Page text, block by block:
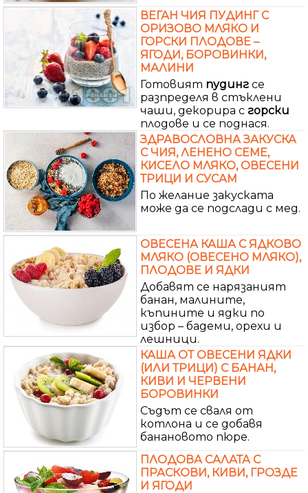
ВЕГАН ЧИЯ ПУДИНГ С
ОРИЗОВО МЛЯКО И
ГОРСКИ ПЛОДОВЕ –
ЯГОДИ, БОРОВИНКИ,
МАЛИНИ
Готовият пудинг се
разпределя в стъклени
чаши, декорира с горски
плодове и се поднася.
ЗДРАВОСЛОВНА ЗАКУСКА
С ЧИЯ, ЛЕНЕНО СЕМЕ,
КИСЕЛО МЛЯКО, ОВЕСЕНИ
ТРИЦИ И СУСАМ
По желание закуската
може да се подслади с мед.
ОВЕСЕНА КАША С ЯДКОВО
МЛЯКО (ОВЕСЕНО МЛЯКО),
ПЛОДОВЕ И ЯДКИ
Добавят се нарязаният
банан, малините,
къпините и ядки по
избор – бадеми, орехи и
лешници.
КАША ОТ ОВЕСЕНИ ЯДКИ
(ИЛИ ТРИЦИ) С БАНАН,
КИВИ И ЧЕРВЕНИ
БОРОВИНКИ
Съдът се сваля от
котлона и се добавя
банановото пюре.
ПЛОДОВА САЛАТА С
ПРАСКОВИ, КИВИ, ГРОЗДЕ
И ЯГОДИ